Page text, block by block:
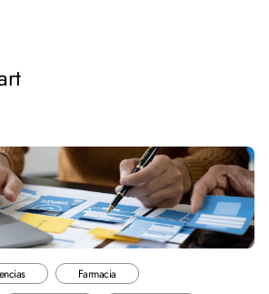
Farmacia